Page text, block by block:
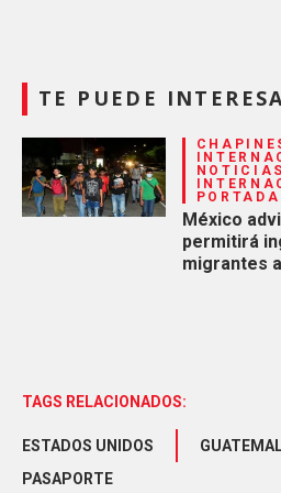
TE PUEDE
PORTADA
México
permitirá
migrantes
TAGS RELACIONADOS:
ESTADOS UNIDOS
PASAPORTE